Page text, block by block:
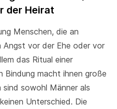
der Heirat
Menschen, die an
Angst vor der Ehe oder vor
das Ritual einer
macht ihnen große
sowohl Männer als
Unterschied. Die